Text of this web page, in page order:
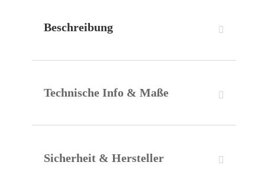
Beschreibung
Technische Info & Maße
Sicherheit & Hersteller